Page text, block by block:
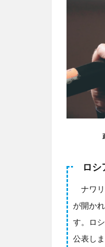
ロ
ナワリ
が開か
す。ロ
公表しま